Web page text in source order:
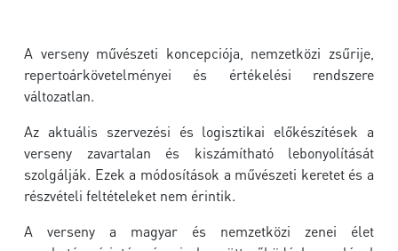
A verseny művészeti koncepciója, nemzetközi zsűrije,
repertoárkövetelményei és értékelési rendszere
változatlan.
Az aktuális szervezési és logisztikai előkészítések a
verseny zavartalan és kiszámítható lebonyolítását
szolgálják. Ezek a módosítások a művészeti keretet és a
részvételi feltételeket nem érintik.
A verseny a magyar és nemzetközi zenei élet